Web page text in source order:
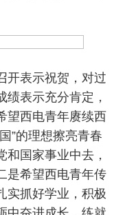
开表示祝贺，对过
表示充分肯定，
望西电青年赓续西
”的理想擦亮青春
国家事业中去，
是希望西电青年传
实抓好学业，积极